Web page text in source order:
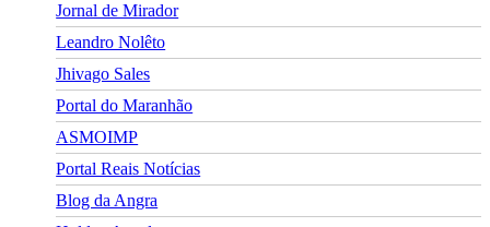
Jornal de Mirador
Leandro Nolêto
Jhivago Sales
Portal do Maranhão
ASMOIMP
Portal Reais Notí­cias
Blog da Angra